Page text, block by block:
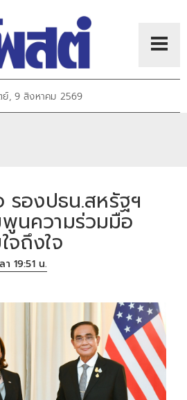
ย์, 9 สิงหาคม 2569
รองปธน.สหรัฐฯ
นความร่วมมือ
จถึงใจ
19:51 น.